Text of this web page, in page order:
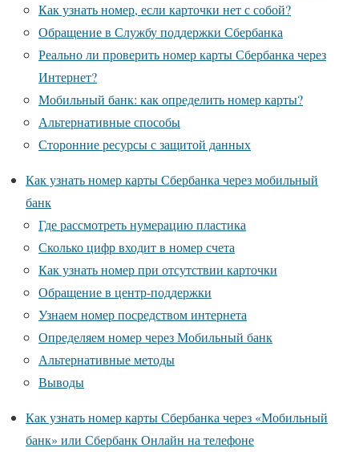
Как узнать номер, если карточки нет с собой?
Обращение в Службу поддержки Сбербанка
Реально ли проверить номер карты Сбербанка через
Интернет?
Мобильный банк: как определить номер карты?
Альтернативные способы
Сторонние ресурсы с защитой данных
Как узнать номер карты Сбербанка через мобильный
банк
Где рассмотреть нумерацию пластика
Сколько цифр входит в номер счета
Как узнать номер при отсутствии карточки
Обращение в центр-поддержки
Узнаем номер посредством интернета
Определяем номер через Мобильный банк
Альтернативные методы
Выводы
Как узнать номер карты Сбербанка через «Мобильный
банк» или Сбербанк Онлайн на телефоне